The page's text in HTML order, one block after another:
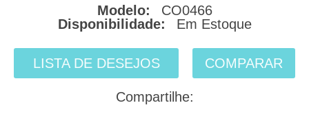
Modelo:
CO0466
Disponibilidade:
Em Estoque
LISTA DE DESEJOS COMPARAR
Compartilhe: